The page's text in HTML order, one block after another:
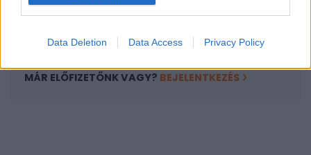
Data Deletion Data Access Privacy Policy
MÁR ELŐFIZETŐNK VAGY? BEJELENTKEZÉS